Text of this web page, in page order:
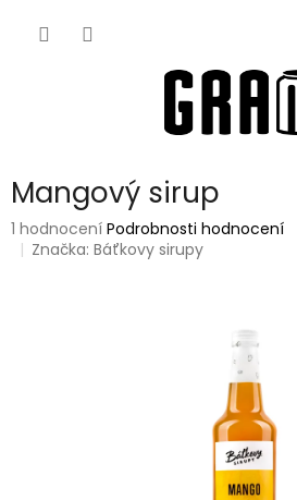
Mangový sirup
Průměrné
hodnocení
1 hodnocení Podrobnosti hodnocení
Značka:Báťkovy sirupy